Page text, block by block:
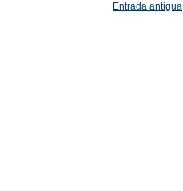
Entrada antigua